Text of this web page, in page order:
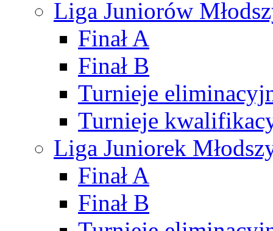
Liga Juniorów
Finał A
Finał B
Turnieje
Turnieje
Liga Juniorek
Finał A
Finał B